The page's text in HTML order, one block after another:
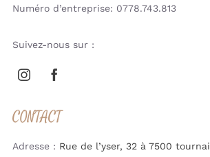
Numéro d’entreprise: 0778.743.813
Suivez-nous sur :
CONTACT
Adresse : Rue de l’yser, 32 à 7500 tournai